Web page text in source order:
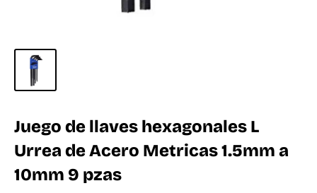
Juego de llaves hexagonales L
Urrea de Acero Metricas 1.5mm a
10mm 9 pzas